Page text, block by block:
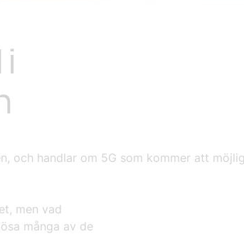
och handlar om 5G som kommer att
men vad
många av de